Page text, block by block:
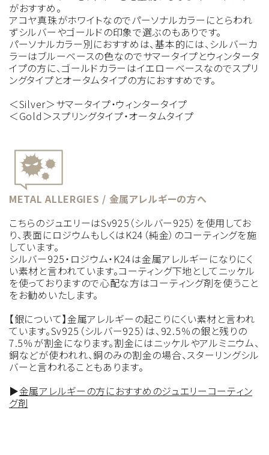
がおすすめ。
アコヤ真珠がホワイトなのでパーソナルカラーにとらわれ
ずシルバーやゴールドの印象で選ぶのもありです。
パーソナルカラー別におすすめは、基本的には、シルバーカ
ラーはブルーベースの色なのでサマータイプとウィンタータ
イプの方に、ゴールドカラーはイエローベースなのでスプリ
ングタイプとオータムタイプの方におすすめです。
＜Silver＞サマータイプ・ウィンタータイプ
＜Gold＞スプリングタイプ・オータムタイプ
METAL ALLERGIES / 金属アレルギーの方へ
こちらのジュエリーはSv925（シルバー925）を使用してお
り、表面にロジウムもしくはK24（純金）のコーティングを施
しています。
シルバー925・ロジウム・K24は金属アレルギーになりにく
い素材と言われています。コーティング下地としてニッケル
を使っておりますので心配な方はコーティング剤を使うこと
をお勧めいたします。
【銀について】金属アレルギーの起こりにくい素材と言われ
ています。Sv925（シルバー925）は、92.5％の銀と残りの
7.5％が割金になります。割金にはニッケルやアルミニウム、
銅などが使われれ、銅のみの割金の場合、スターリングシル
バーと言われることもあります。
▶︎金属アレルギーの方におすすめのジュエリーコーティン
グ剤